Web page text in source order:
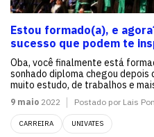
Estou formado(a), e
sucesso que podem te
Oba, você finalmente está
sonhado diploma chegou depois
muito estudo, de trabalhos e
9 maio 2022 Postado por Lais
CARREIRA UNIVATES